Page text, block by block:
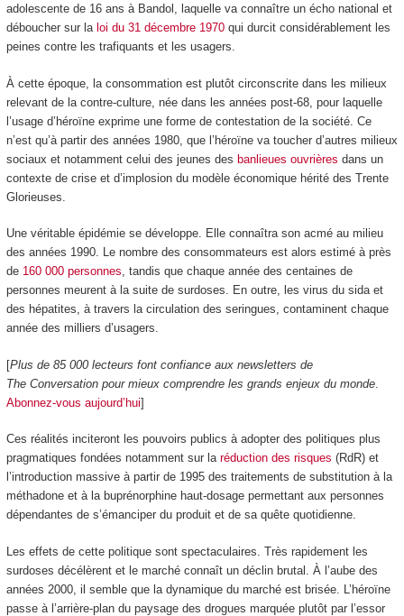
adolescente de 16 ans à Bandol, laquelle va connaître un écho national et
déboucher sur la loi du 31 décembre 1970qui durcit considérablement les
peines contre les trafiquants et les usagers.
À cette époque, la consommation est plutôt circonscrite dans les milieux
relevant de la contre-culture, née dans les années post-68, pour laquelle
l’usage d’héroïne exprime une forme de contestation de la société. Ce
n’est qu’à partir des années 1980, que l’héroïne va toucher d’autres milieux
sociaux et notamment celui des jeunes des banlieues ouvrières dans un
contexte de crise et d’implosion du modèle économique hérité des Trente
Glorieuses.
Une véritable épidémie se développe. Elle connaîtra son acmé au milieu
des années 1990. Le nombre des consommateurs est alors estimé à près
de 160 000 personnes, tandis que chaque année des centaines de
personnes meurent à la suite de surdoses. En outre, les virus du sida et
des hépatites, à travers la circulation des seringues, contaminent chaque
année des milliers d’usagers.
[Plus de 85 000 lecteurs font confiance aux newsletters de
The Conversation pour mieux comprendre les grands enjeux du monde.
Abonnez-vous aujourd’hui]
Ces réalités inciteront les pouvoirs publics à adopter des politiques plus
pragmatiques fondées notamment sur la réduction des risques (RdR) et
l’introduction massive à partir de 1995 des traitements de substitution à la
méthadone et à la buprénorphine haut-dosage permettant aux personnes
dépendantes de s’émanciper du produit et de sa quête quotidienne.
Les effets de cette politique sont spectaculaires. Très rapidement les
surdoses décélèrent et le marché connaît un déclin brutal. À l’aube des
années 2000, il semble que la dynamique du marché est brisée. L’héroïne
passe à l’arrière-plan du paysage des drogues marquée plutôt par l’essor